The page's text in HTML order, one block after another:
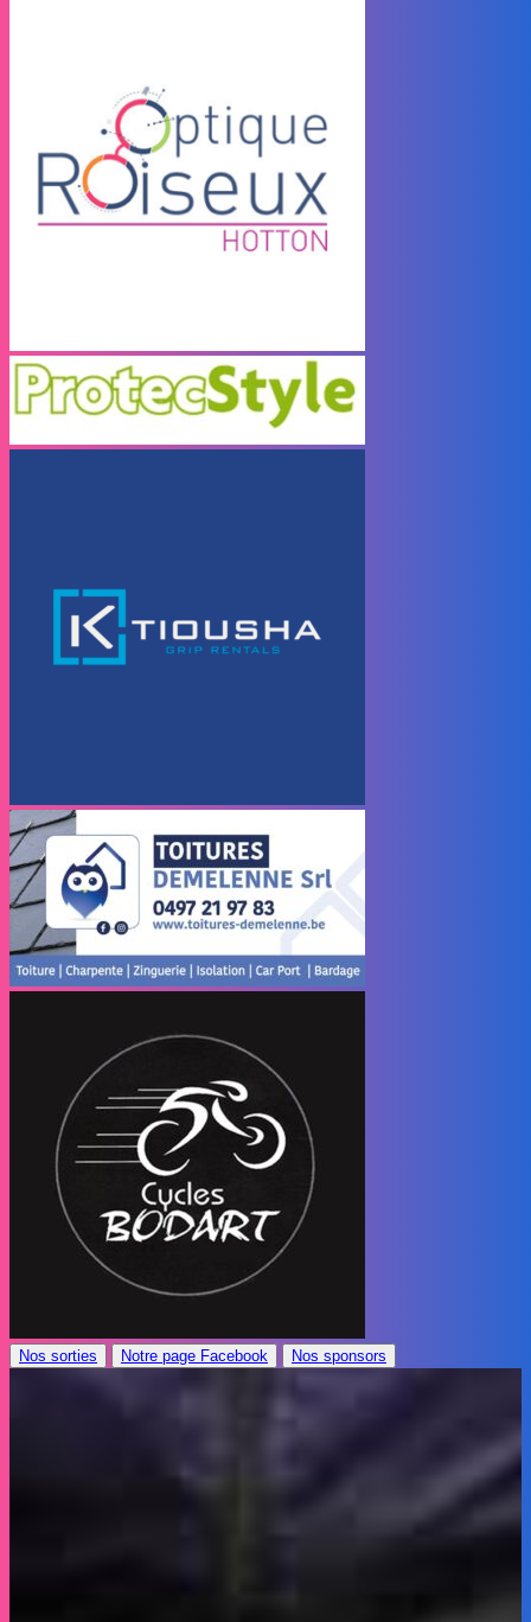
Nos sorties Notre page Facebook Nos sponsors